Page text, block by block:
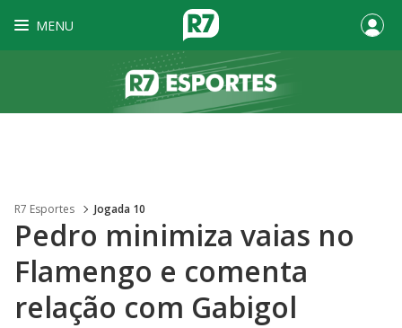
MENU
R7 Esportes Jogada 10
Pedro minimiza vaias no
Flamengo e comenta
relação com Gabigol